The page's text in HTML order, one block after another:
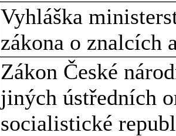
Vyhláška
zákona o znalcích
Zákon České
jiných ústředních
socialistické